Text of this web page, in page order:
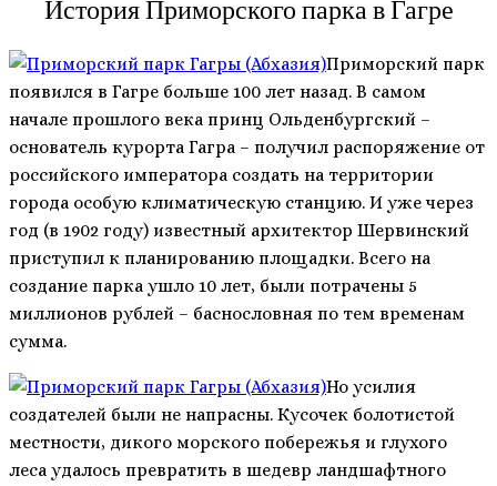
История Приморского парка в Гагре
Приморский парк
появился в Гагре больше 100 лет назад. В самом
начале прошлого века принц Ольденбургский –
основатель курорта Гагра – получил распоряжение от
российского императора создать на территории
города особую климатическую станцию. И уже через
год (в 1902 году) известный архитектор Шервинский
приступил к планированию площадки. Всего на
создание парка ушло 10 лет, были потрачены 5
миллионов рублей – баснословная по тем временам
сумма.
Но усилия
создателей были не напрасны. Кусочек болотистой
местности, дикого морского побережья и глухого
леса удалось превратить в шедевр ландшафтного